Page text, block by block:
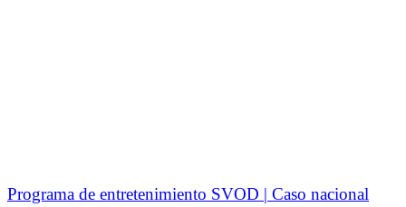
Programa de entretenimiento SVOD | Caso nacional